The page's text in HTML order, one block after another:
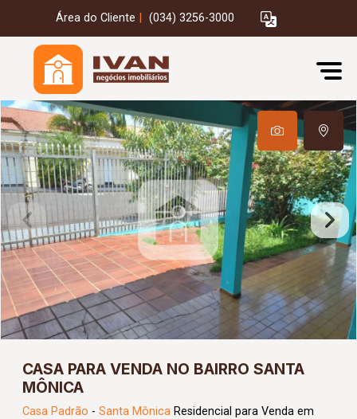
Área do Cliente (034) 3256-3000
CASA PARA VENDA NO BAIRRO SANTA
MÔNICA
Casa Padrão - Santa Mônica Residencial para Venda em